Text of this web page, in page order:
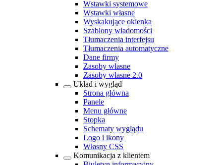
Wstawki systemowe
Wstawki własne
Wyskakujące okienka
Szablony wiadomości
Tłumaczenia interfejsu
Tłumaczenia automatyczne
Dane firmy
Zasoby własne
Zasoby własne 2.0
Układ i wygląd
Strona główna
Panele
Menu główne
Stopka
Schematy wyglądu
Logo i ikony
Własny CSS
Komunikacja z klientem